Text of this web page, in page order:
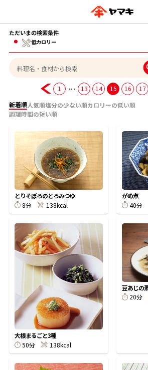
商品情報
ブランド一覧
ヤマキ『めんつゆ』
旨さ、別格。だし屋の鍋
レシピ
おいしいレシピを探す
おいしいレシピトップ
主食レシピ
主菜レシピ
汁物レシピ
時短レシピ
おいしいレシピを商品から探す
かつお節レシピ
めんつゆレシピ
かつお節・だしを楽しむ
かつお節・だしを知る
だしの取り方
かつお節の削り方
かつお節・だしをもっと知る
ヤマキ かつお節プラス®
かつお節・だしを楽しむ
だしコミュ
CM・キャンペーン
キャンペーン一覧
企業・採用情報
企業情報
- 百年対話
- ヤマキ かつお節プラス®
採用情報
- ジョブリターン制
お問い合わせ
ヤマキお客様相談室
オンラインショップ
コミュニティサイト
Global
ただいまの検索条件
低カロリー
1 … 13 14 15 16 17
新着順人気順塩分の少ない順カロリーの低い順
調理時間の短い順
とりそぼろのとろみつゆ
8分
138kcal
がめ煮
40分
大根まるごと3種
50分
138kcal
豆あじの
20分